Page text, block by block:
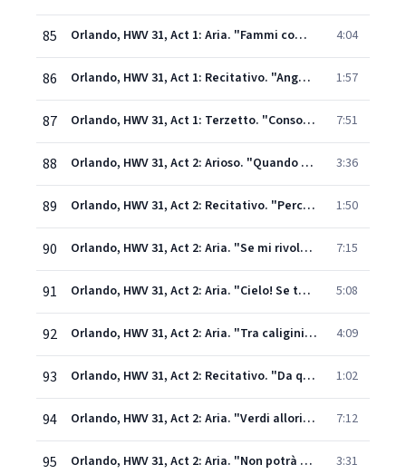
85 Orlando, HWV 31, Act 1: Aria. "Fammi combattere" (Orlando) 4:04
86 Orlando, HWV 31, Act 1: Recitativo. "Angelica, deh lascia" - "O Angelica, o Medoro" (Dorinda, Angelica, Medoro) 1:57
87 Orlando, HWV 31, Act 1: Terzetto. "Consolati, o bella" (Angelica, Medoro, Dorinda) 7:51
88 Orlando, HWV 31, Act 2: Arioso. "Quando spieghi i tuoi tormenti" (Dorinda) 3:36
89 Orlando, HWV 31, Act 2: Recitativo. "Perchè, gentil Dorinda" (Orlando, Dorinda) 1:50
90 Orlando, HWV 31, Act 2: Aria. "Se mi rivolgo al prato" - Recitativo. "E questa la mercede" (Dorinda, Orlando) 7:15
91 Orlando, HWV 31, Act 2: Aria. "Cielo! Se tu il consenti" - Recitativo. "A qual rischio" (Orlando, Zoroastro, Angelica, Medoro) 5:08
92 Orlando, HWV 31, Act 2: Aria. "Tra caligini profondi" (Zoroastro) 4:09
93 Orlando, HWV 31, Act 2: Recitativo. "Da queste amiche piante" (Angelica, Medoro) 1:02
94 Orlando, HWV 31, Act 2: Aria. "Verdi allori" - Recitativo. "Dopo tanti perigli" (Medoro, Angelica) 7:12
95 Orlando, HWV 31, Act 2: Aria. "Non potrà dirmi ingrata" (Angelica) 3:31